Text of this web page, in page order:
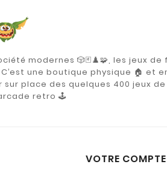
modernes 🎲🃏♟️🧩, les jeux de
une boutique physique 🏠 et
place des quelques 400 jeux
retro 🕹️
VOTRE COMPTE